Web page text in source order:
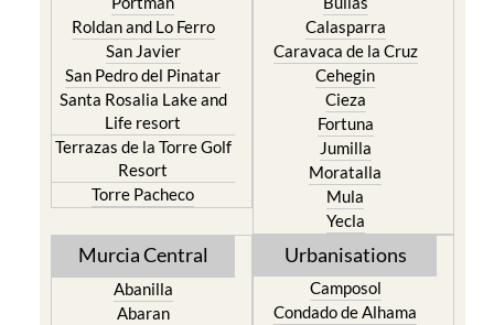
Roldan and Lo Ferro
San Javier
San Pedro del Pinatar
Santa Rosalia Lake and
Life resort
Terrazas de la Torre Golf
Resort
Torre Pacheco
Calasparra
Caravaca de la Cruz
Cehegin
Cieza
Fortuna
Jumilla
Moratalla
Mula
Yecla
Murcia Central
Abanilla
Abaran
Urbanisations
Camposol
Condado de Alhama